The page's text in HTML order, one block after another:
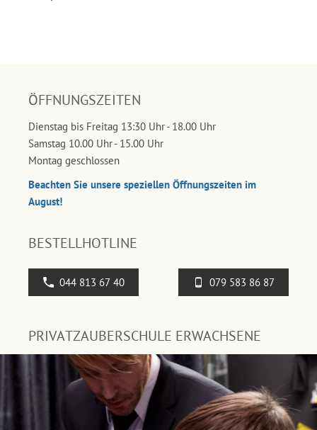
ÖFFNUNGSZEITEN
Dienstag bis Freitag 13:30 Uhr - 18.00 Uhr
Samstag 10.00 Uhr - 15.00 Uhr
Montag geschlossen
Beachten Sie unsere speziellen Öffnungszeiten im
August!
BESTELLHOTLINE
044 813 67 40 079 583 86 87
PRIVATZAUBERSCHULE ERWACHSENE